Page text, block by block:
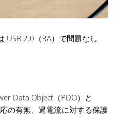
USB 2.0（3A）で問題なし
Data Object（PDO）と
の有無、過電流に対する保護